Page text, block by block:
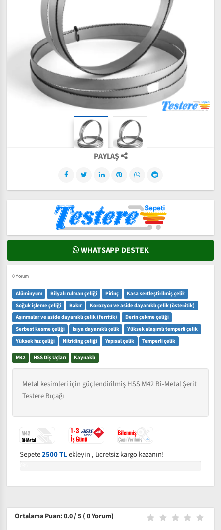
PAYLAŞ
WHATSAPP DESTEK
0 Yorum
Alüminyum Bilyalı rulman çeliği Pirinç
Kasa sertleştirilmiş çelik
Soğuk işleme çeliği
Bakır
Korozyon ve aside dayanıklı çelik (östenitik)
Aşınmalar ve aside dayanıklı çelik (ferritik)
Derin çekme çeliği
Serbest kesme çeliği
Isıya dayanıklı çelik
Yüksek alaşımlı temperli çelik
Yüksek hız çeliği
Nitriding çeliği Yapısal çelik Temperli çelik
M42 HSS Diş Uçları Kaynaklı
Metal kesimleri için güçlendirilmiş HSS M42 Bi-Metal Şerit
Testere Bıçağı
Sepete2500 TLekleyin , ücretsiz kargo kazanın!
Ortalama Puan: 0.0 / 5 ( 0 Yorum)